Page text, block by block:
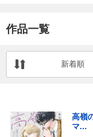
作品一覧
新着順
高嶺
マ...